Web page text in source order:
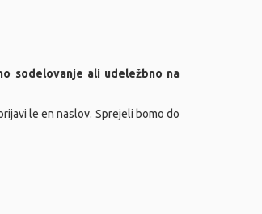
sodelovanje ali udeležbno na
le en naslov. Sprejeli bomo do